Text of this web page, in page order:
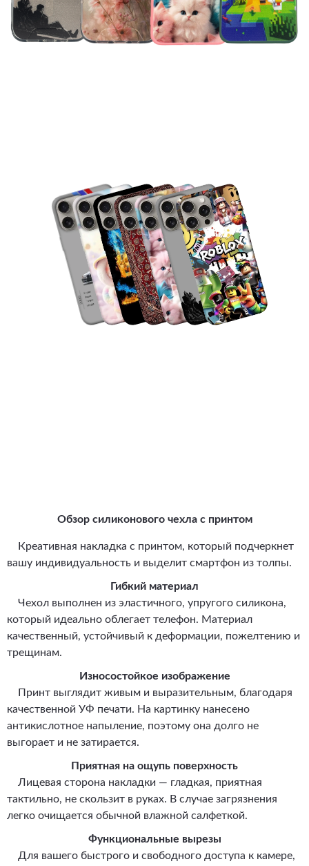
Обзор силиконового чехла с принтом
Креативная накладка с принтом, который подчеркнет
вашу индивидуальность и выделит смартфон из толпы.
Гибкий материал
Чехол выполнен из эластичного, упругого силикона,
который идеально облегает телефон. Материал
качественный, устойчивый к деформации, пожелтению и
трещинам.
Износостойкое изображение
Принт выглядит живым и выразительным, благодаря
качественной УФ печати. На картинку нанесено
антикислотное напыление, поэтому она долго не
выгорает и не затирается.
Приятная на ощупь поверхность
Лицевая сторона накладки — гладкая, приятная
тактильно, не скользит в руках. В случае загрязнения
легко очищается обычной влажной салфеткой.
Функциональные вырезы
Для вашего быстрого и свободного доступа к камере,